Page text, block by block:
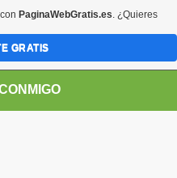
PaginaWebGratis.es. ¿Quieres
GRATIS